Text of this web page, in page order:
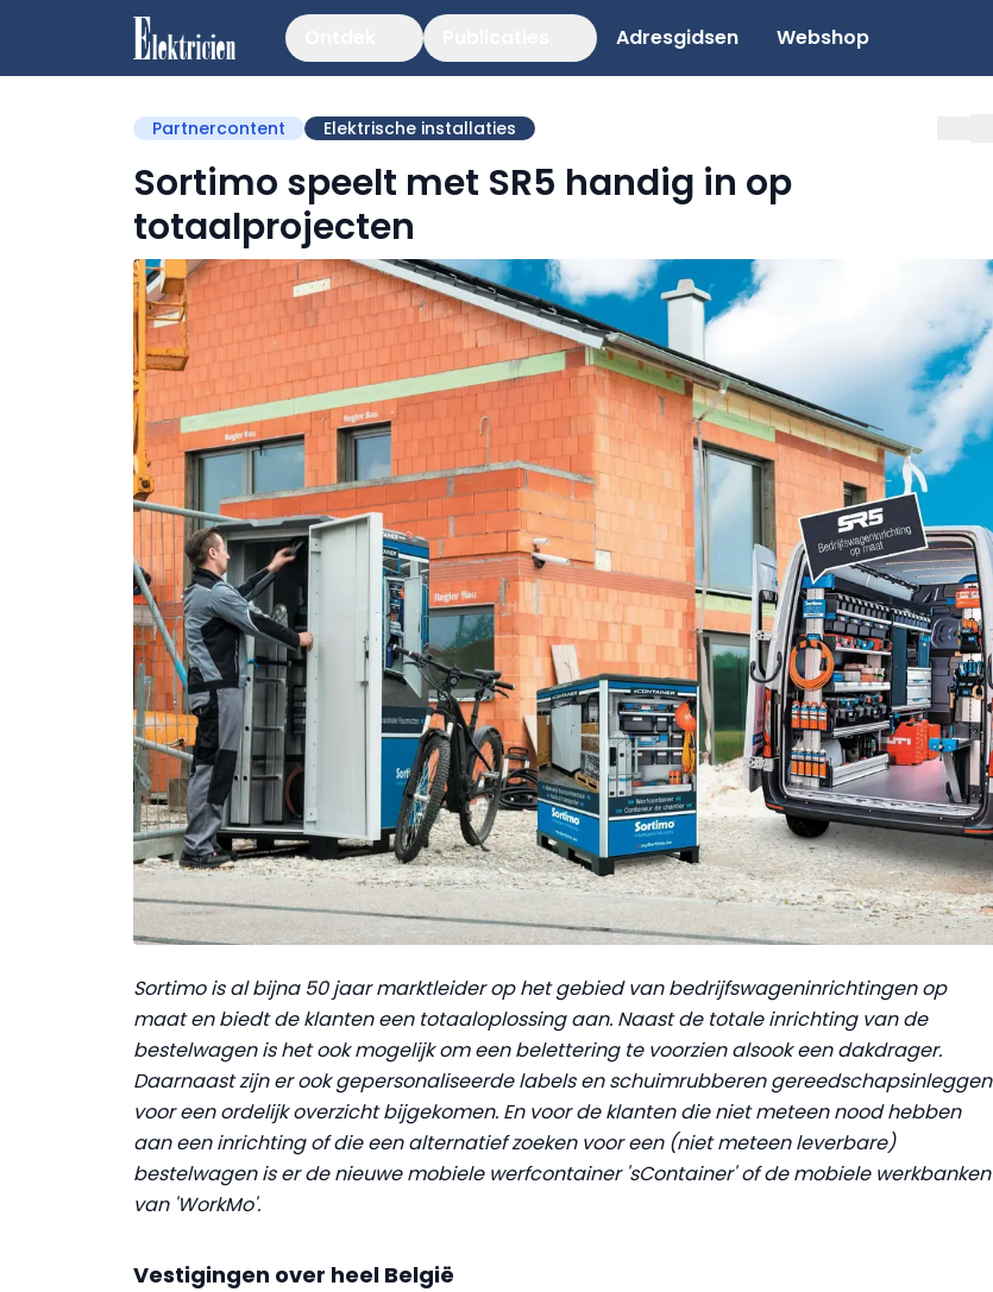
Adresgidsen Webshop
Partnercontent Elektrische installaties
Sortimo speelt met SR5 handig in op
totaalprojecten
Sortimo is al bijna 50 jaar marktleider op het gebied van bedrijfswageninrichtingen op
maat en biedt de klanten een totaaloplossing aan. Naast de totale inrichting van de
bestelwagen is het ook mogelijk om een belettering te voorzien alsook een dakdrager.
Daarnaast zijn er ook gepersonaliseerde labels en schuimrubberen gereedschapsinleggen
voor een ordelijk overzicht bijgekomen. En voor de klanten die niet meteen nood hebben
aan een inrichting of die een alternatief zoeken voor een (niet meteen leverbare)
bestelwagen is er de nieuwe mobiele werfcontainer 'sContainer' of de mobiele werkbanken
van 'WorkMo'.
Vestigingen over heel België